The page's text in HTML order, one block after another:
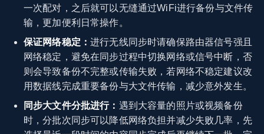
一次配对，之后就可以无缝通过WiFi进行备份与文件传
输，更加便利日常操作。
保证网络稳定：进行无线同步时请确保路由器信号强且
网络稳定，避免在同步过程中切换网络或信号中断，否
则会导致备份不完整或传输失败，若网络不稳定建议改
用数据线完成重要备份与大文件传输，减少意外发生。
同步大文件分批进行： 遇到大容量的照片或视频备份
时，分批次同步可以降低网络负担并减少失败几率，先